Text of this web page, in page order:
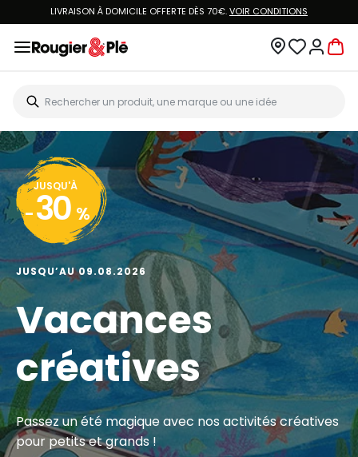
LIVRAISON À DOMICILE OFFERTE DÈS 70€.VOIR CONDITIONS
JUSQU'À
- 30 %
JUSQU’AU 09.08.2026
Vacances
créatives
Passez un été magique avec nos activités créatives
pour petits et grands !